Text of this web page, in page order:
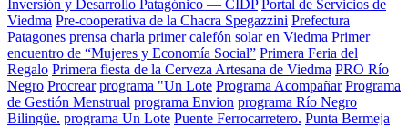
Inversión y Desarrollo Patagónico — CIDP Portal de Servicios de
Viedma Pre-cooperativa de la Chacra Spegazzini Prefectura
Patagones prensa charla primer calefón solar en Viedma Primer
encuentro de “Mujeres y Economía Social” Primera Feria del
Regalo Primera fiesta de la Cerveza Artesana de Viedma PRO Río
Negro Procrear programa "Un Lote Programa Acompañar Programa
de Gestión Menstrual programa Envion programa Río Negro
Bilingüe. programa Un Lote Puente Ferrocarretero. Punta Bermeja